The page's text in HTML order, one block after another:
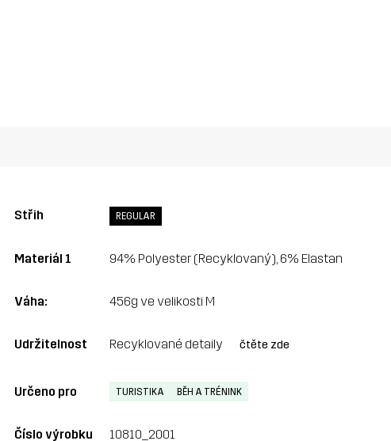
Střih REGULAR
Materiál 1 94% Polyester (Recyklovaný), 6% Elastan
Váha: 456g ve velikosti M
Udržitelnost Recyklované detaily čtěte zde
Určeno pro TURISTIKA BĚH A TRÉNINK
Číslo výrobku 10810_2001